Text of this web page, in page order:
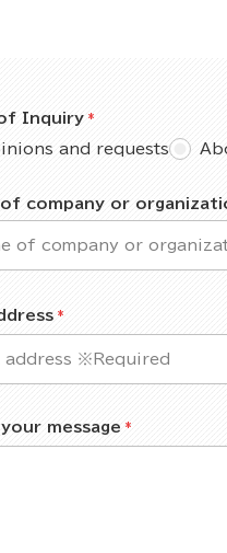
Inquiry
and requests
of company or
your message